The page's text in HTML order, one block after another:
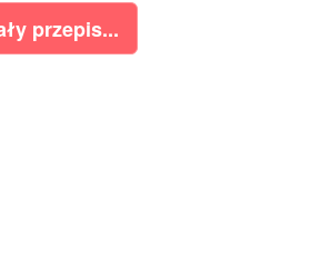
przepis...